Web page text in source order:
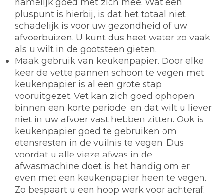
namelijk goed met zich mee. Wat een
pluspunt is hierbij, is dat het totaal niet
schadelijk is voor uw gezondheid of uw
afvoerbuizen. U kunt dus heet water zo vaak
als u wilt in de gootsteen gieten.
Maak gebruik van keukenpapier. Door elke
keer de vette pannen schoon te vegen met
keukenpapier is al een grote stap
vooruitgezet. Vet kan zich goed ophopen
binnen een korte periode, en dat wilt u liever
niet in uw afvoer vast hebben zitten. Ook is
keukenpapier goed te gebruiken om
etensresten in de vuilnis te vegen. Dus
voordat u alle vieze afwas in de
afwasmachine doet is het handig om er
even met een keukenpapier heen te vegen.
Zo bespaart u een hoop werk voor achteraf.